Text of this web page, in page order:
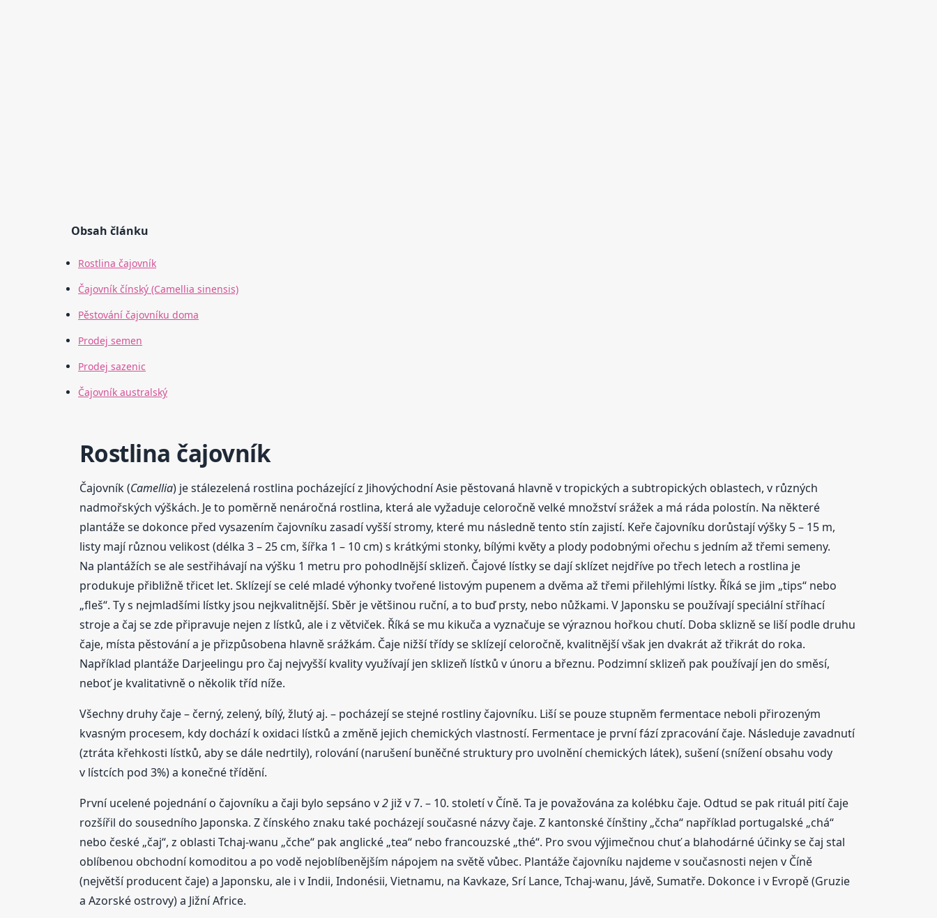
Obsah článku
Rostlina čajovník
Čajovník čínský (Camellia sinensis)
Pěstování čajovníku doma
Prodej semen
Prodej sazenic
Čajovník australský
Rostlina čajovník
Čajovník (Camellia) je stálezelená rostlina pocházející z Jihovýchodní Asie pěstovaná hlavně v tropických a subtropických oblastech, v různých
nadmořských výškách. Je to poměrně nenáročná rostlina, která ale vyžaduje celoročně velké množství srážek a má ráda polostín. Na některé
plantáže se dokonce před vysazením čajovníku zasadí vyšší stromy, které mu následně tento stín zajistí. Keře čajovníku dorůstají výšky 5 – 15 m,
listy mají různou velikost (délka 3 – 25 cm, šířka 1 – 10 cm) s krátkými stonky, bílými květy a plody podobnými ořechu s jedním až třemi semeny.
Na plantážích se ale sestřihávají na výšku 1 metru pro pohodlnější sklizeň. Čajové lístky se dají sklízet nejdříve po třech letech a rostlina je
produkuje přibližně třicet let. Sklízejí se celé mladé výhonky tvořené listovým pupenem a dvěma až třemi přilehlými lístky. Říká se jim „tips“ nebo
„fleš“. Ty s nejmladšími lístky jsou nejkvalitnější. Sběr je většinou ruční, a to buď prsty, nebo nůžkami. V Japonsku se používají speciální stříhací
stroje a čaj se zde připravuje nejen z lístků, ale i z větviček. Říká se mu kikuča a vyznačuje se výraznou hořkou chutí. Doba sklizně se liší podle druhu
čaje, místa pěstování a je přizpůsobena hlavně srážkám. Čaje nižší třídy se sklízejí celoročně, kvalitnější však jen dvakrát až třikrát do roka.
Například plantáže Darjeelingu pro čaj nejvyšší kvality využívají jen sklizeň lístků v únoru a březnu. Podzimní sklizeň pak používají jen do směsí,
neboť je kvalitativně o několik tříd níže.
Všechny druhy čaje – černý, zelený, bílý, žlutý aj. – pocházejí se stejné rostliny čajovníku. Liší se pouze stupněm fermentace neboli přirozeným
kvasným procesem, kdy dochází k oxidaci lístků a změně jejich chemických vlastností. Fermentace je první fází zpracování čaje. Následuje zavadnutí
(ztráta křehkosti lístků, aby se dále nedrtily), rolování (narušení buněčné struktury pro uvolnění chemických látek), sušení (snížení obsahu vody
v lístcích pod 3%) a konečné třídění.
První ucelené pojednání o čajovníku a čaji bylo sepsáno v2již v 7. – 10. století v Číně. Ta je považována za kolébku čaje. Odtud se pak rituál pití čaje
rozšířil do sousedního Japonska. Z čínského znaku také pocházejí současné názvy čaje. Z kantonské čínštiny „čcha“ například portugalské „chá“
nebo české „čaj“, z oblasti Tchaj-wanu „čche“ pak anglické „tea“ nebo francouzské „thé“. Pro svou výjimečnou chuť a blahodárné účinky se čaj stal
oblíbenou obchodní komoditou a po vodě nejoblíbenějším nápojem na světě vůbec. Plantáže čajovníku najdeme v současnosti nejen v Číně
(největší producent čaje) a Japonsku, ale i v Indii, Indonésii, Vietnamu, na Kavkaze, Srí Lance, Tchaj-wanu, Jávě, Sumatře. Dokonce i v Evropě (Gruzie
a Azorské ostrovy) a Jižní Africe.